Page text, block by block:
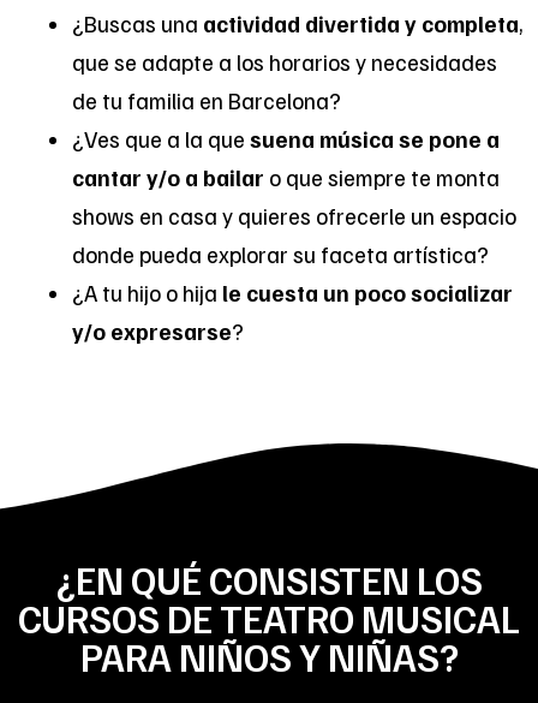
¿Buscas una actividad divertida y completa,
que se adapte a los horarios y necesidades
de tu familia en Barcelona?
¿Ves que a la que suena música se pone a
cantar y/o a bailar o que siempre te monta
shows en casa y quieres ofrecerle un espacio
donde pueda explorar su faceta artística?
¿A tu hijo o hija le cuesta un poco socializar
y/o expresarse?
¿EN QUÉ CONSISTEN LOS
CURSOS DE TEATRO MUSICAL
PARA NIÑOS Y NIÑAS?